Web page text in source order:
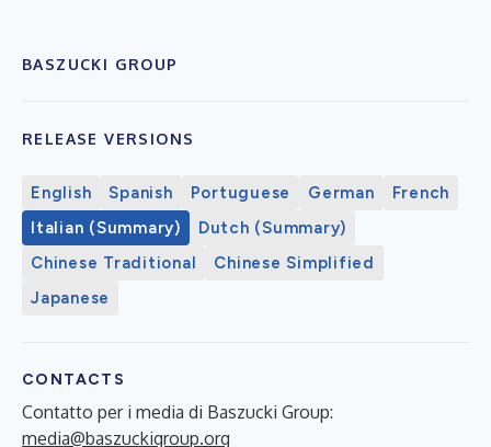
BASZUCKI GROUP
RELEASE VERSIONS
English Spanish Portuguese German
French
Italian (Summary)
Dutch (Summary)
Chinese Traditional
Chinese Simplified
Japanese
CONTACTS
Contatto per i media di Baszucki Group:
media@baszuckigroup.org